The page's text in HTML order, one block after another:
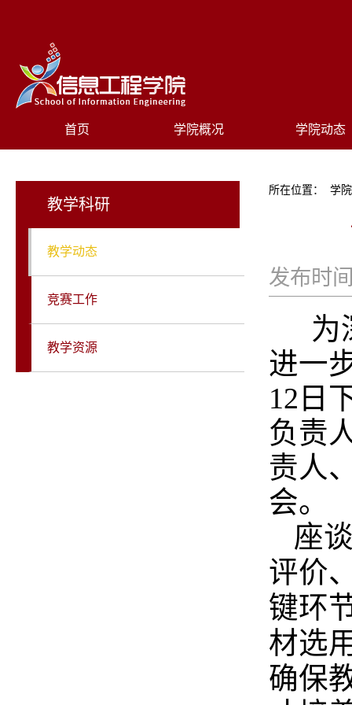
首页 学院概况 学院动态
教学科研
教学动态
竞赛工作
教学资源
所在位置：学
发布时
为
进一
12 日
负责
责人
会。
座
评价
键环
材选
确保